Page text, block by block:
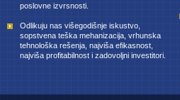
poslovne izvrsnosti.
Odlikuju nas višegodišnje iskustvo,
sopstvena teška mehanizacija, vrhunska
tehnološka rešenja, najviša efikasnost,
najviša profitabilnost i zadovoljni investitori.